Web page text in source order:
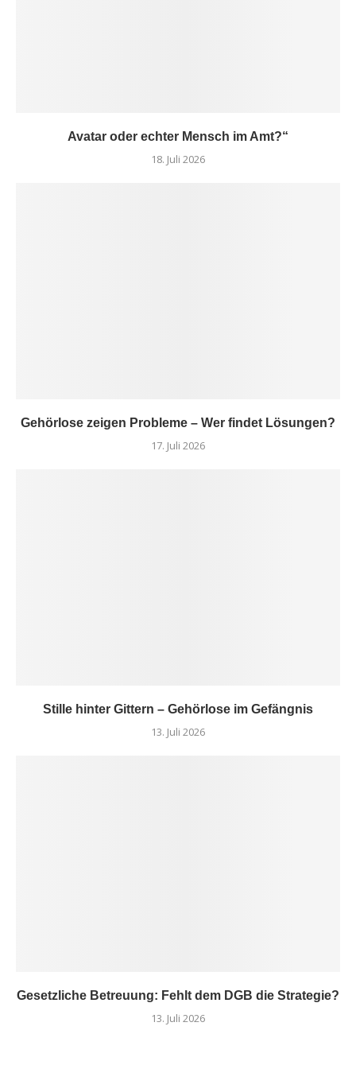
Avatar oder echter Mensch im Amt?“
18. Juli 2026
Gehörlose zeigen Probleme – Wer findet Lösungen?
17. Juli 2026
Stille hinter Gittern – Gehörlose im Gefängnis
13. Juli 2026
Gesetzliche Betreuung: Fehlt dem DGB die Strategie?
13. Juli 2026